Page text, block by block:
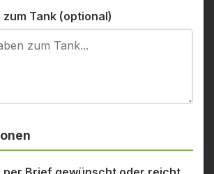
Tank (optional)